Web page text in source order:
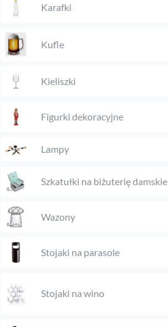
Karafki
Kufle
Kieliszki
Figurki dekoracyjne
Lampy
Szkatułki na biżuterię damskie
Wazony
Stojaki na parasole
Stojaki na wino